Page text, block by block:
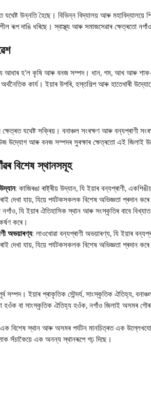
যথেষ্ট উন্নতি হৈছে। বিভিন্ন বিদ্যালয় আৰু
ৰূপ দাঙি ধৰিছে। স্বাস্থ্য আৰু সমাজসেৱাৰ ক্ষেত্ৰতো
আধাৰ হ’ল কৃষি আৰু বনজ সম্পদ। ধান, গম, আখ আৰু
কাৰ্য। ইয়াৰ উপৰি, হস্তশিল্প আৰু হাতেখাৰী
ক্ষেত্ৰত যথেষ্ট সক্ৰিয়। বনাঞ্চল সংৰক্ষণ আৰু বন্যপ্ৰাণী
উদ্যোগ আৰু বনজ সম্পদৰ সুৰক্ষাৰ ক্ষেত্ৰতো এই জিলাই
বিশেষ স্থানসমূহ
: কাজিৰঙা ৰাষ্ট্ৰীয় উদ্যান, যি ইয়াৰ বন্যপ্ৰাণী,
দেখা যায়, যিয়ে পৰ্যটকসকলক বিশেষ অভিজ্ঞতা প্ৰদান
নগাঁও, যি ইয়াৰ ঐতিহাসিক স্থান আৰু সংস্কৃতিৰ বাবে
কৰে।
অভয়াৰণ্য: লাওখোৱা বন্যপ্ৰাণী অভয়াৰণ্য, যি ইয়াৰ
দেখা যায়, যিয়ে পৰ্যটকসকলক বিশেষ অভিজ্ঞতা প্ৰদান
সম্পদ। ইয়াৰ প্ৰাকৃতিক সৌন্দৰ্য, সাংস্কৃতিক ঐতিহ্য,
হওঁক বা সাংস্কৃতিক ঐতিহ্য হওঁক, নগাঁও জিলাই অসমৰ
বিশেষ স্থান আৰু অসমৰ পৰ্যটন মানচিত্ৰত এক
সঁচাকৈয়ে এক অনন্য স্থানৰূপে গঢ় দিছে।